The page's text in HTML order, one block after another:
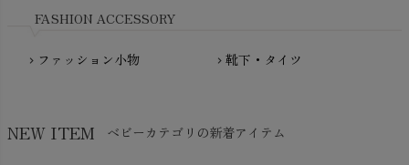
FASHION ACCESSORY
chevron_right ファッション小物 chevron_right 靴下・タイツ
NEW ITEM ベビーカテゴリの新着アイテム